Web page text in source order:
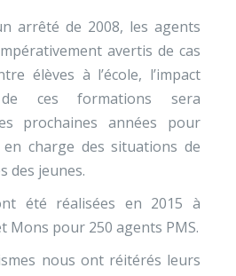
arrêté de 2008, les agents
avertis de cas
élèves à l’école, l’impact
de ces formations sera
prochaines années pour
charge des situations de
des jeunes.
été réalisées en 2015 à
Mons pour 250 agents PMS.
nous ont réitérés leurs